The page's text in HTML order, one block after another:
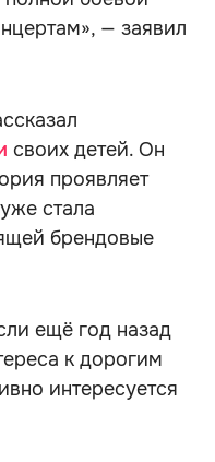
— заявил
своих детей. Он
проявляет
стала
брендовые
ещё год назад
к дорогим
интересуется